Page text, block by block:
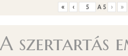
« ‹ A 5 › »
A szertartás